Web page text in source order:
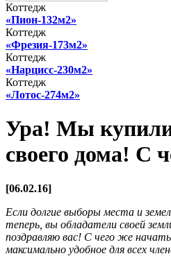
Коттедж
«Пион-132м2»
Коттедж
«Фрезия-173м2»
Коттедж
«Нарцисс-230м2»
Коттедж
«Лотос-274м2»
Ура! Мы
своего дома! С
[06.02.16]
Если долгие выборы места и
теперь, вы обладатели своей
поздравляю вас! С чего же
максимально удобное для всех